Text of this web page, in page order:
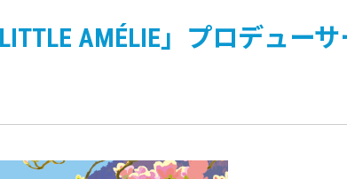
AMÉLIE」プロデュー